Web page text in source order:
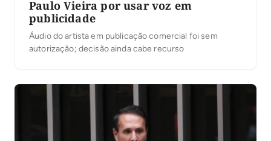
Paulo Vieira por usar voz em
publicidade
Áudio do artista em publicação comercial foi sem
autorização; decisão ainda cabe recurso